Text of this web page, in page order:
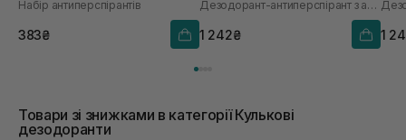
Набір антиперспірантів
383₴
Дезодорант-антиперспірант з ароматом зеленого чаю та імбиру
1 242₴
1
Товари зі знижками в категорії Кулькові
дезодоранти